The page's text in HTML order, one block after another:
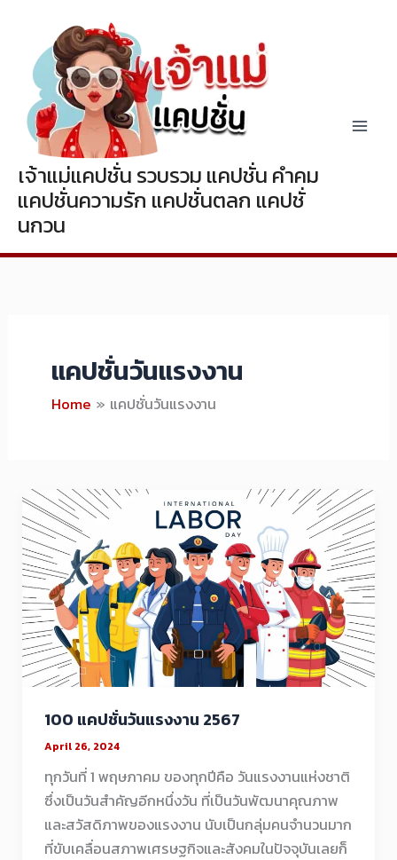
content
เจ้าแม่แคปชั่น รวบรวม แคปชั่น คำคม
แคปชั่นความรัก แคปชั่นตลก แคปชั่
นกวน
แคปชั่นวันแรงงาน
Home แคปชั่นวันแรงงาน
100 แคปชั่นวันแรงงาน 2567
April 26, 2024
ทุกวันที่ 1 พฤษภาคม ของทุกปีคือ วันแรงงานแห่งชาติ
ซึ่งเป็นวันสำคัญอีกหนึ่งวัน ที่เป็นวันพัฒนาคุณภาพ
และสวัสดิภาพของแรงงาน นับเป็นกลุ่มคนจำนวนมาก
ที่ขับเคลื่อนสภาพเศรษฐกิจและสังคมในปัจจุบันเลยก็